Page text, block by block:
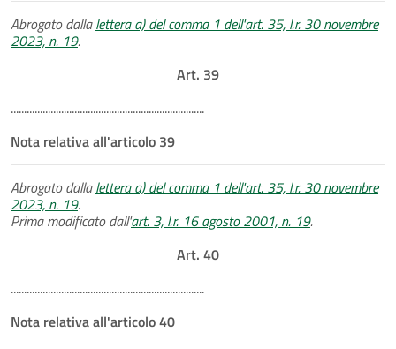
Abrogato dallalettera a) del comma 1 dell'art. 35, l.r. 30 novembre
2023, n. 19.
Art. 39
.........................................................................
Nota relativa all'articolo 39
Abrogato dallalettera a) del comma 1 dell'art. 35, l.r. 30 novembre
2023, n. 19.
Prima modificato dall'art. 3, l.r. 16 agosto 2001, n. 19.
Art. 40
.........................................................................
Nota relativa all'articolo 40